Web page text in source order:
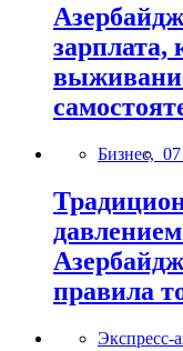
зарплата,
Бизнес,
правила
Экспресс-